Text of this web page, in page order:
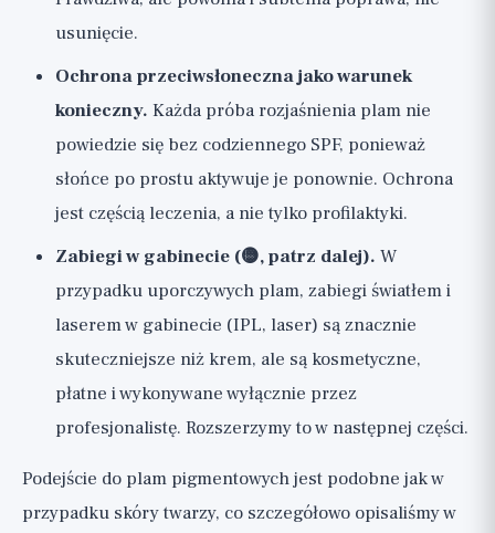
usunięcie.
Ochrona przeciwsłoneczna jako warunek
konieczny. Każda próba rozjaśnienia plam nie
powiedzie się bez codziennego SPF, ponieważ
słońce po prostu aktywuje je ponownie. Ochrona
jest częścią leczenia, a nie tylko profilaktyki.
Zabiegi w gabinecie (🟡, patrz dalej). W
przypadku uporczywych plam, zabiegi światłem i
laserem w gabinecie (IPL, laser) są znacznie
skuteczniejsze niż krem, ale są kosmetyczne,
płatne i wykonywane wyłącznie przez
profesjonalistę. Rozszerzymy to w następnej części.
Podejście do plam pigmentowych jest podobne jak w
przypadku skóry twarzy, co szczegółowo opisaliśmy w